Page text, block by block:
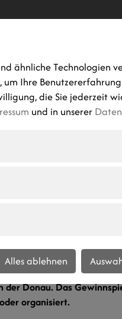
TIEFBAU
Donau. Das
organisiert.
ähnliche Technologien
Ihre
die Sie jederzeit
und in unserer
Alles ablehnen